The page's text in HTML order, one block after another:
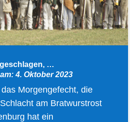
…
4. Oktober 2023
Morgengefecht, die
am Bratwurstrost
hat ein